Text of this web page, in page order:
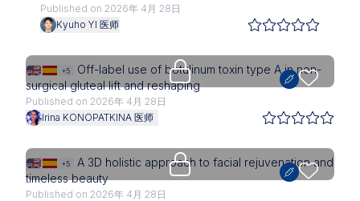
Published on 2026年 4月 28日
Kyuho YI 医师
Upgrade needed
+5
Off-label use of botulinum toxin type A in non-
surgical gluteal lift and reshaping
Published on 2026年 4月 28日
Irina KONOPATKINA 医师
Upgrade needed
+5
A 3D holistic approach to facial rejuvenation and
timeless beauty
Published on 2026年 4月 28日